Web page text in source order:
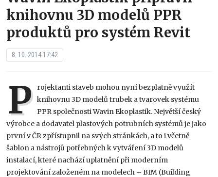
knihovnu 3D modelů PPR
produktů pro systém Revit
8. 10. 2014 17:42
P rojektanti staveb mohou nyní bezplatně využít
knihovnu 3D modelů trubek a tvarovek systému
PPR společnosti Wavin Ekoplastik. Největší český
výrobce a dodavatel plastových potrubních systémů je jako
první v ČR zpřístupnil na svých stránkách, a to i včetně
šablon a nástrojů potřebných k vytváření 3D modelů
instalací, které nachází uplatnění při moderním
projektování založeném na modelech – BIM (Building